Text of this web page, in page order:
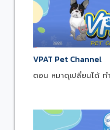
VPAT Pet Channel
ตอน หมาดุเปลี่ยนได้ ท